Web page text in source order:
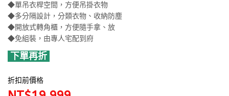
◆單吊衣桿空間，方便吊掛衣物
◆多分隔設計，分類衣物、收納防塵
◆開放式轉角櫃，方便隨手拿、放
◆免組裝，由專人宅配到府
下單再折
折扣前價格